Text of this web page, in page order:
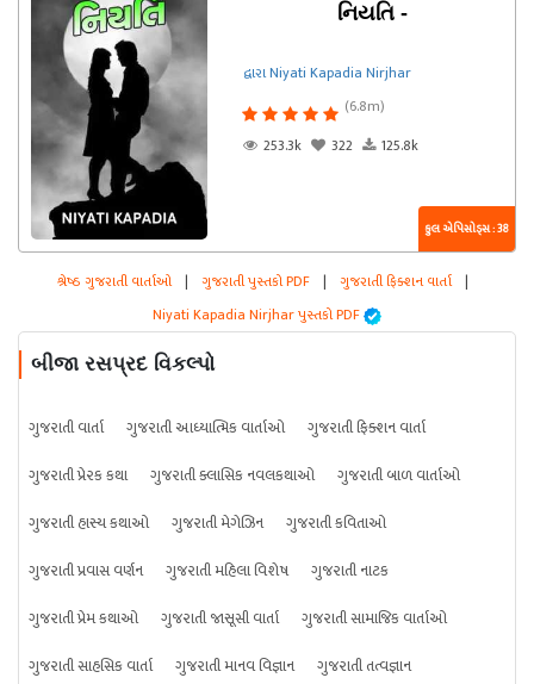
નિયતિ -
દ્વારા Niyati Kapadia Nirjhar
(6.8m)
253.3k
322 125.8k
કુલ એપિસોડ્સ : 38
શ્રેષ્ઠ ગુજરાતી વાર્તાઓ | ગુજરાતી પુસ્તકો PDF | ગુજરાતી ફિક્શન વાર્તા |
Niyati Kapadia Nirjhar પુસ્તકો PDF
બીજા રસપ્રદ વિકલ્પો
ગુજરાતી વાર્તા ગુજરાતી આધ્યાત્મિક વાર્તાઓ
ગુજરાતી ફિક્શન વાર્તા
ગુજરાતી પ્રેરક કથા
ગુજરાતી ક્લાસિક નવલકથાઓ
ગુજરાતી બાળ વાર્તાઓ
ગુજરાતી હાસ્ય કથાઓ
ગુજરાતી મેગેઝિન
ગુજરાતી કવિતાઓ
ગુજરાતી પ્રવાસ વર્ણન
ગુજરાતી મહિલા વિશેષ
ગુજરાતી નાટક
ગુજરાતી પ્રેમ કથાઓ
ગુજરાતી જાસૂસી વાર્તા
ગુજરાતી સામાજિક વાર્તાઓ
ગુજરાતી સાહસિક વાર્તા
ગુજરાતી માનવ વિજ્ઞાન ગુજરાતી તત્વજ્ઞાન